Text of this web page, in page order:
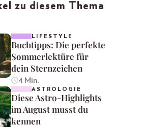
zu diesem Thema
LIFESTYLE
Buchtipps: Die perfekte
Sommerlektüre für
dein Sternzeichen
4 Min.
ASTROLOGIE
Diese Astro-Highlights
im August musst du
kennen